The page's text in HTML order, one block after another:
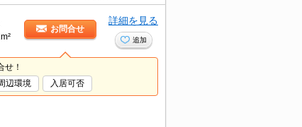
お問合せ
詳細を見る
追加
せ！
辺環境 入居可否